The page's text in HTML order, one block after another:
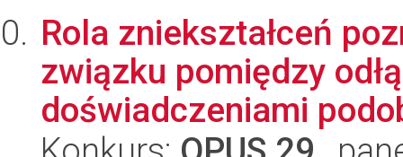
Rola zniekształceń
związku pomiędzy
doświadczeniami